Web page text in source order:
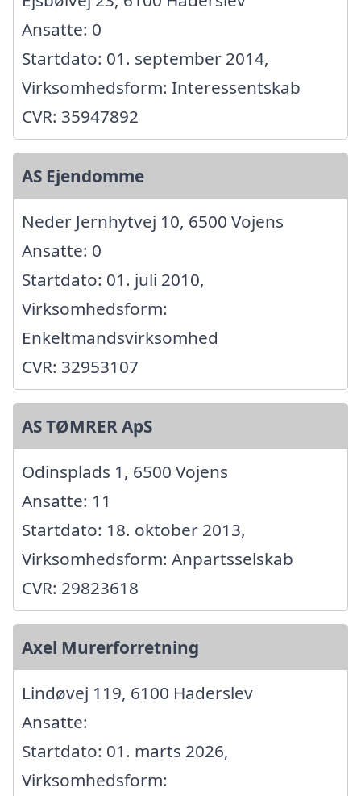
Ansatte: 0
Startdato: 01. september 2014,
Virksomhedsform: Interessentskab
CVR: 35947892
AS Ejendomme
Neder Jernhytvej 10, 6500 Vojens
Ansatte: 0
Startdato: 01. juli 2010,
Virksomhedsform:
Enkeltmandsvirksomhed
CVR: 32953107
AS TØMRER ApS
Odinsplads 1, 6500 Vojens
Ansatte: 11
Startdato: 18. oktober 2013,
Virksomhedsform: Anpartsselskab
CVR: 29823618
Axel Murerforretning
Lindøvej 119, 6100 Haderslev
Ansatte:
Startdato: 01. marts 2026,
Virksomhedsform: